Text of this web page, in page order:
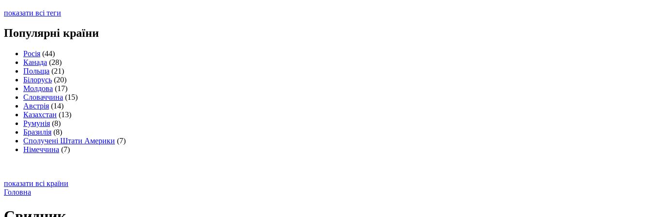
показати всі теги
Популярні країни
Росія (44)
Канада (28)
Польща (21)
Білорусь (20)
Молдова (17)
Словаччина (15)
Австрія (14)
Казахстан (13)
Румунія (8)
Бразилія (8)
Сполучені Штати Америки (7)
Німеччина (7)
показати всі країни
Головна